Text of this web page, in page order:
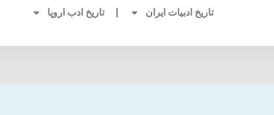
تاریخ ادبیات ایران تاریخ ادب اروپا